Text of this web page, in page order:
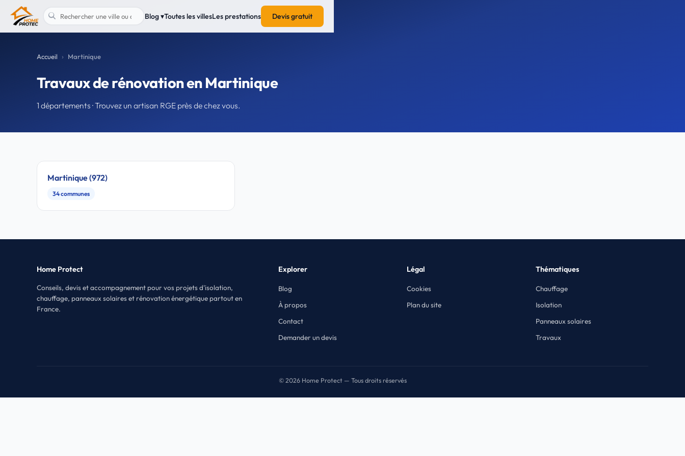
Blog ▾Toutes les villesLes prestations Devis gratuit
Accueil Martinique
Travaux de rénovation en Martinique
1 départements · Trouvez un artisan RGE près de chez vous.
Martinique (972)
34 communes
Home Protect
Conseils, devis et accompagnement pour vos projets d'isolation,
chauffage, panneaux solaires et rénovation énergétique partout en
France.
Explorer
Blog
À propos
Contact
Demander un devis
Légal
Cookies
Plan du site
Thématiques
Chauffage
Isolation
Panneaux solaires
Travaux
© 2026 Home Protect — Tous droits réservés